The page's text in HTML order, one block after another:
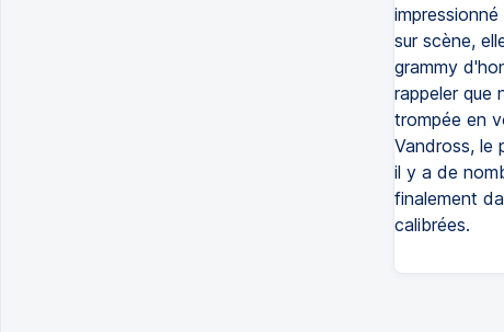
sur scène,
grammy
rappeler que
trompée en
Vandross, le
il y a de
finalement
calibrées.